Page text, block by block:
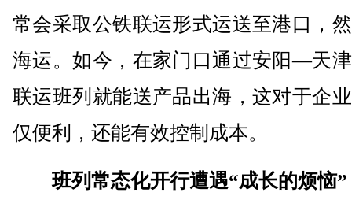
常会采取公铁联运形式运送至港口，
海运。如今，在家门口通过安阳—天
联运班列就能送产品出海，这对于企
仅便利，还能有效控制成本。
班列常态化开行遭遇“成长的烦恼”